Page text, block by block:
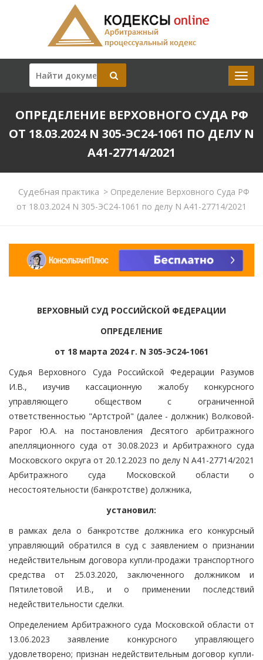
ОПРЕДЕЛЕНИЕ ВЕРХОВНОГО СУДА РФ
ОТ 18.03.2024 N 305-ЭС24-1061 ПО ДЕЛУ N
А41-27714/2021
Судебная практика >Определение Верховного Суда РФ
от 18.03.2024 N 305-ЭС24-1061 по делу N А41-27714/2021
ВЕРХОВНЫЙ СУД РОССИЙСКОЙ ФЕДЕРАЦИИ
ОПРЕДЕЛЕНИЕ
от 18 марта 2024 г. N 305-ЭС24-1061
Судья Верховного Суда Российской Федерации Разумов
И.В., изучив кассационную жалобу конкурсного
управляющего обществом с ограниченной
ответственностью "Артстрой" (далее - должник) Волковой-
Рарог Ю.А. на постановления Десятого арбитражного
апелляционного суда от 30.08.2023 и Арбитражного суда
Московского округа от 20.12.2023 по делу N А41-27714/2021
Арбитражного суда Московской области о
несостоятельности (банкротстве) должника,
установил:
в рамках дела о банкротстве должника его конкурсный
управляющий обратился в суд с заявлением о признании
недействительным договора купли-продажи транспортного
средства от 25.03.2020, заключенного должником и
Пятилетовой И.В., и о применении последствий
недействительности сделки.
Определением Арбитражного суда Московской области от
13.06.2023 заявление конкурсного управляющего
удовлетворено; признан недействительным договор купли-